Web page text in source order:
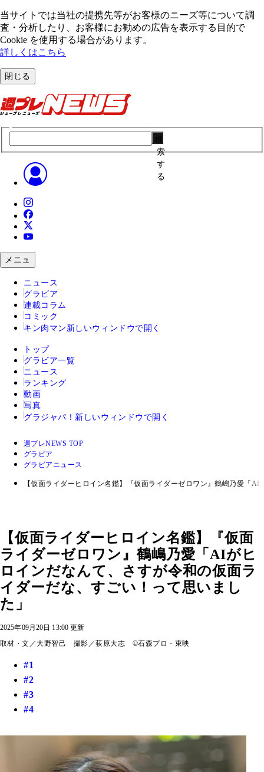
当サイトでは当社の提携先等がお客様のニーズ等について調
査・分析したり、お客様にお勧めの広告を表⽰する⽬的で
Cookie を使⽤する場合があります。
詳しくはこちら
閉じる
索
す
る
メニュ
ニュース
グラビア
連載コラム
コミック
キン肉マン 新しいウィンドウで開く
トップ
グラビア一覧
ニュース
ランキング
動画
写真
グラジャパ！ 新しいウィンドウで開く
週プレNEWS TOP
グラビア
グラビアニュース
【仮面ライダーヒロイン名鑑】『仮面ライダーゼロワン』鶴嶋乃愛「
【仮面ライダーヒロイン名鑑】『仮面
ライダーゼロワン』鶴嶋乃愛「AIがヒ
ロインだなんて、さすが令和の仮面ラ
イダーだな、すごい！って思いまし
た」
2025年09月20日 13:00 更新
取材・文／大野智己 撮影／荻原大志 ©石森プロ・東映
#1
#2
#3
#4